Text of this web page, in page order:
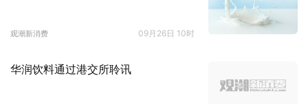
观潮新消费 09月26日 10时
华润饮料通过港交所聆讯